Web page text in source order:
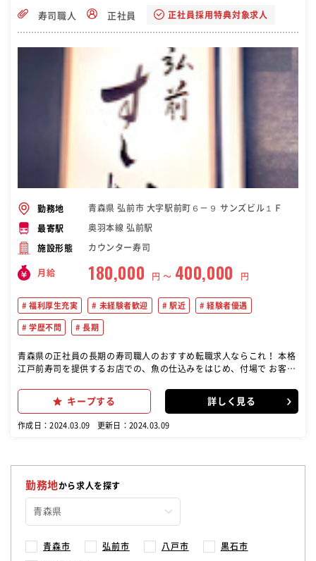
寿司職人 正社員 正社員採用特典対象求人
勤務地 青森県 弘前市 大字駅前町６－９ サンズビル１Ｆ
最寄駅 奥羽本線 弘前駅
施設形態 カウンター寿司
月給 180,000 円 〜 400,000 円
福利厚生充実 未経験者歓迎 駅近 経験者優遇
学歴不問 長期
青森県の正社員の長期の寿司職人のおすすめ転職求人ならこれ！ 本格
江戸前寿司を提供するお店での、魚の仕込みをはじめ、付場で お客様
キープする 詳しく見る
作成日：2024.03.09 更新日：2024.03.09
勤務地から求人を探す
青森市 弘前市 八戸市 黒石市